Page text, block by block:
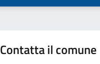
Contatta il comune